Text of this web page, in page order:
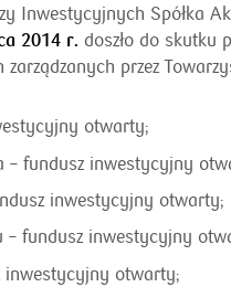
Inwestycyjnych Spółka
2014 r. doszło do skutku
przez
otwarty;
– fundusz inwestycyjny
inwestycyjny otwarty;
– fundusz inwestycyjny
inwestycyjny otwarty;